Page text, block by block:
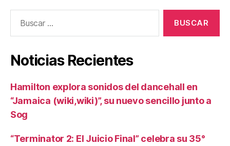
Noticias Recientes
Hamilton explora sonidos del dancehall en
“Jamaica (wiki,wiki)”, su nuevo sencillo junto a
Sog
“Terminator 2: El Juicio Final” celebra su 35°